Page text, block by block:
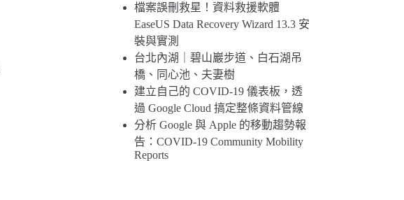
檔案誤刪救星！資料救援軟體
EaseUS Data Recovery Wizard 13.3 安
裝與實測
台北內湖｜碧山巖步道、白石湖吊
橋、同心池、夫妻樹
建立自己的 COVID-19 儀表板，透
過 Google Cloud 搞定整條資料管線
分析 Google 與 Apple 的移動趨勢報
告：COVID-19 Community Mobility
Reports